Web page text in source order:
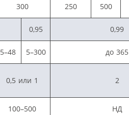
300 250 500
0,95
0,99
5–48 5–300
до 365
0,5 или 1 2
100–500
НД